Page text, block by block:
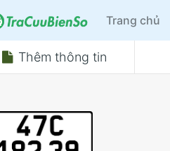
Trang chủ
Thêm thông tin